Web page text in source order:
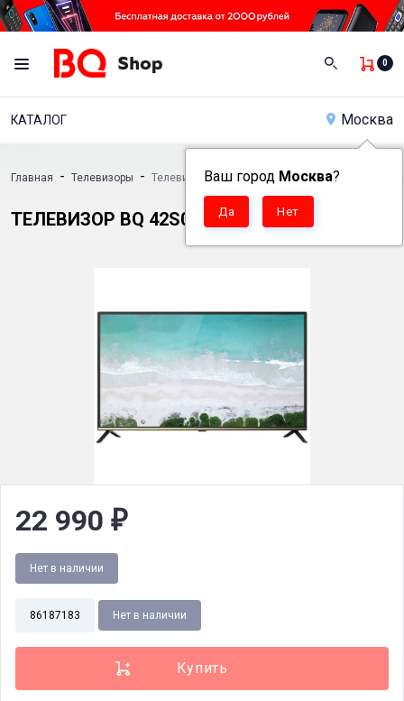
0
КАТАЛОГ Москва
Ваш город Москва?
Главная - Телевизоры - Телевизор BQ 42S04B
ТЕЛЕВИЗОР BQ 42S04B
22 990 ₽
Нет в наличии
86187183 Нет в наличии